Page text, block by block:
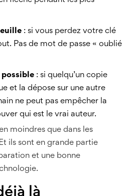
: si vous perdez votre clé
Pas de mot de passe « oublié
possible : si quelqu’un copie
et la dépose sur une autre
ne peut pas empêcher la
qui est le vrai auteur.
moindres que dans les
ils sont en grande partie
et une bonne
là